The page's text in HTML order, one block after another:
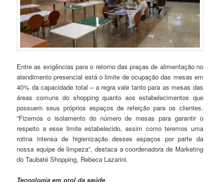
Entre as exigências para o retorno das praças de alimentação no
atendimento presencial está o limite de ocupação das mesas em
40% da capacidade total – a regra vale tanto para as mesas das
áreas comuns do shopping quanto aos estabelecimentos que
possuem seus próprios espaços de refeição para os clientes.
“Fizemos o isolamento do número de mesas para garantir o
respeito a esse limite estabelecido, assim como teremos uma
rotina intensa de higienização desses espaços por parte da
nossa equipe de limpeza”, destaca a coordenadora de Marketing
do Taubaté Shopping, Rebeca Lazarini.
Tecnologia em prol da saúde